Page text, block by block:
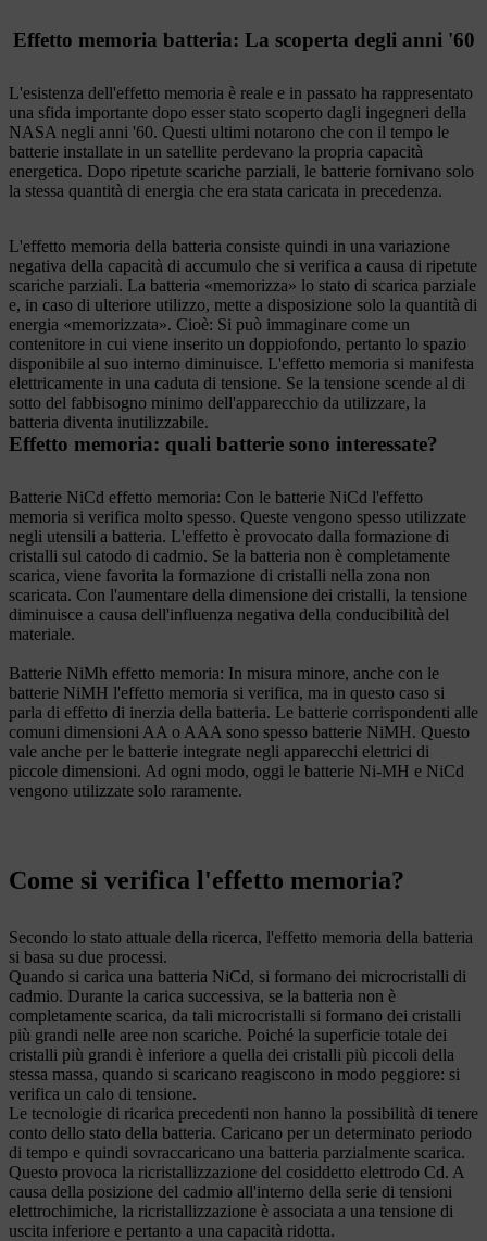
Effetto memoria batteria: La scoperta degli anni '60
L'esistenza dell'effetto memoria è reale e in passato ha rappresentato
una sfida importante dopo esser stato scoperto dagli ingegneri della
NASA negli anni '60. Questi ultimi notarono che con il tempo le
batterie installate in un satellite perdevano la propria capacità
energetica. Dopo ripetute scariche parziali, le batterie fornivano solo
la stessa quantità di energia che era stata caricata in precedenza.
L'effetto memoria della batteria consiste quindi in una variazione
negativa della capacità di accumulo che si verifica a causa di ripetute
scariche parziali. La batteria «memorizza» lo stato di scarica parziale
e, in caso di ulteriore utilizzo, mette a disposizione solo la quantità di
energia «memorizzata». Cioè: Si può immaginare come un
contenitore in cui viene inserito un doppiofondo, pertanto lo spazio
disponibile al suo interno diminuisce. L'effetto memoria si manifesta
elettricamente in una caduta di tensione. Se la tensione scende al di
sotto del fabbisogno minimo dell'apparecchio da utilizzare, la
batteria diventa inutilizzabile.
Effetto memoria: quali batterie sono interessate?
Batterie NiCd effetto memoria: Con le batterie NiCd l'effetto
memoria si verifica molto spesso. Queste vengono spesso utilizzate
negli utensili a batteria. L'effetto è provocato dalla formazione di
cristalli sul catodo di cadmio. Se la batteria non è completamente
scarica, viene favorita la formazione di cristalli nella zona non
scaricata. Con l'aumentare della dimensione dei cristalli, la tensione
diminuisce a causa dell'influenza negativa della conducibilità del
materiale.
Batterie NiMh effetto memoria: In misura minore, anche con le
batterie NiMH l'effetto memoria si verifica, ma in questo caso si
parla di effetto di inerzia della batteria. Le batterie corrispondenti alle
comuni dimensioni AA o AAA sono spesso batterie NiMH. Questo
vale anche per le batterie integrate negli apparecchi elettrici di
piccole dimensioni. Ad ogni modo, oggi le batterie Ni-MH e NiCd
vengono utilizzate solo raramente.
Come si verifica l'effetto memoria?
Secondo lo stato attuale della ricerca, l'effetto memoria della batteria
si basa su due processi.
Quando si carica una batteria NiCd, si formano dei microcristalli di
cadmio. Durante la carica successiva, se la batteria non è
completamente scarica, da tali microcristalli si formano dei cristalli
più grandi nelle aree non scariche. Poiché la superficie totale dei
cristalli più grandi è inferiore a quella dei cristalli più piccoli della
stessa massa, quando si scaricano reagiscono in modo peggiore: si
verifica un calo di tensione.
Le tecnologie di ricarica precedenti non hanno la possibilità di tenere
conto dello stato della batteria. Caricano per un determinato periodo
di tempo e quindi sovraccaricano una batteria parzialmente scarica.
Questo provoca la ricristallizzazione del cosiddetto elettrodo Cd. A
causa della posizione del cadmio all'interno della serie di tensioni
elettrochimiche, la ricristallizzazione è associata a una tensione di
uscita inferiore e pertanto a una capacità ridotta.